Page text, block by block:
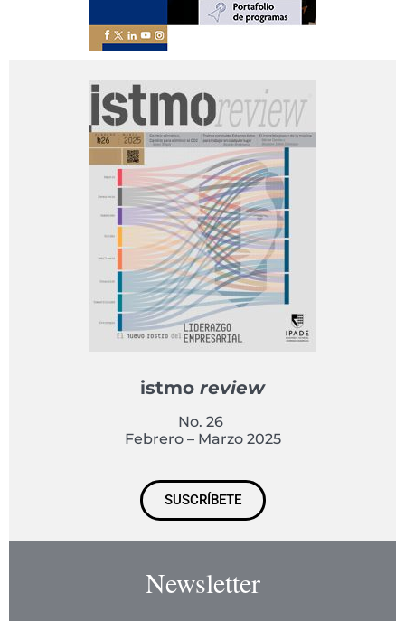
istmo review
No. 26
Febrero – Marzo 2025
SUSCRÍBETE
Newsletter